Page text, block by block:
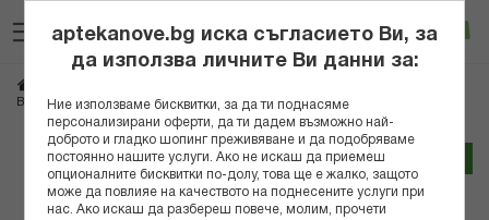
към
съдържанието
Вход
ВИВИАН ГРЕЙ ЛУКСУРИ СИЛВЪР ЛОСИОН ЗА ТЯЛО 250 МЛ
Трайно ниска цена онлайн
Преминете
края
aptekanove.bg иска съгласието Ви, за
да използва личните Ви данни за:
Ние използваме бисквитки, за да ти поднасяме
персонализирани оферти, да ти дадем възможно най-
доброто и гладко шопинг преживяване и да подобряваме
постоянно нашите услуги. Ако не искаш да приемеш
опционалните бисквитки по-долу, това ще е жалко, защото
може да повлияе на качеството на поднесените услуги при
нас. Ако искаш да разбереш повече, молим, прочети